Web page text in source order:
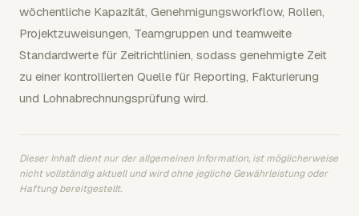
wöchentliche Kapazität, Genehmigungsworkflow, Rollen,
Projektzuweisungen, Teamgruppen und teamweite
Standardwerte für Zeitrichtlinien, sodass genehmigte Zeit
zu einer kontrollierten Quelle für Reporting, Fakturierung
und Lohnabrechnungsprüfung wird.
Dieser Inhalt dient nur der allgemeinen Information, ist möglicherweise
nicht vollständig aktuell und wird ohne jegliche Gewährleistung oder
Haftung bereitgestellt.